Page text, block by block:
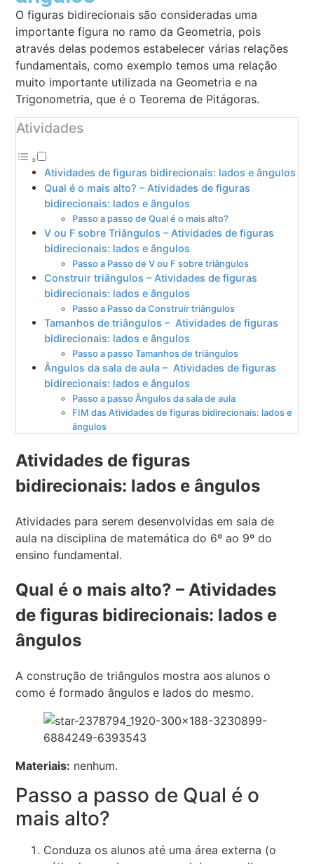
O figuras bidirecionais são consideradas uma
importante figura no ramo da Geometria, pois
através delas podemos estabelecer várias relações
fundamentais, como exemplo temos uma relação
muito importante utilizada na Geometria e na
Trigonometria, que é o Teorema de Pitágoras.
Atividades
Atividades de figuras bidirecionais: lados e ângulos
Qual é o mais alto? – Atividades de figuras
bidirecionais: lados e ângulos
Passo a passo de Qual é o mais alto?
V ou F sobre Triângulos – Atividades de figuras
bidirecionais: lados e ângulos
Passo a Passo de V ou F sobre triângulos
Construir triângulos – Atividades de figuras
bidirecionais: lados e ângulos
Passo a Passo da Construir triângulos
Tamanhos de triângulos – Atividades de figuras
bidirecionais: lados e ângulos
Passo a passo Tamanhos de triângulos
Ângulos da sala de aula – Atividades de figuras
bidirecionais: lados e ângulos
Passo a passo Ângulos da sala de aula
FIM das Atividades de figuras bidirecionais: lados e
ângulos
Atividades de figuras
bidirecionais: lados e ângulos
Atividades para serem desenvolvidas em sala de
aula na disciplina de matemática do 6º ao 9º do
ensino fundamental.
Qual é o mais alto? – Atividades
de figuras bidirecionais: lados e
ângulos
A construção de triângulos mostra aos alunos o
como é formado ângulos e lados do mesmo.
Materiais: nenhum.
Passo a passo de Qual é o
mais alto?
Conduza os alunos até uma área externa (o